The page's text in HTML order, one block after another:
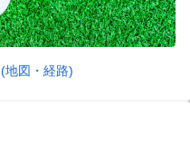
(地図・経路)